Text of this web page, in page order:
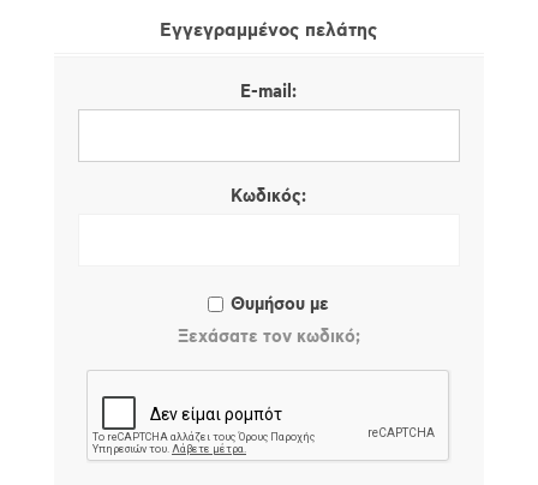
Εγγεγραμμένος πελάτης
E-mail:
Κωδικός:
Θυμήσου με
Ξεχάσατε τον κωδικό;